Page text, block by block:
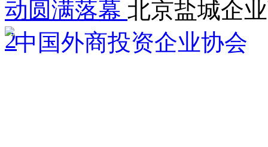
动圆满落幕 北京盐城企
2